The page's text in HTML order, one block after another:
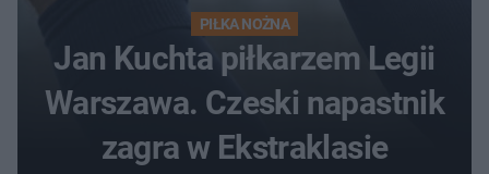
PIŁKA NOŻNA
Jan Kuchta piłkarzem Legii
Warszawa. Czeski napastnik
zagra w Ekstraklasie